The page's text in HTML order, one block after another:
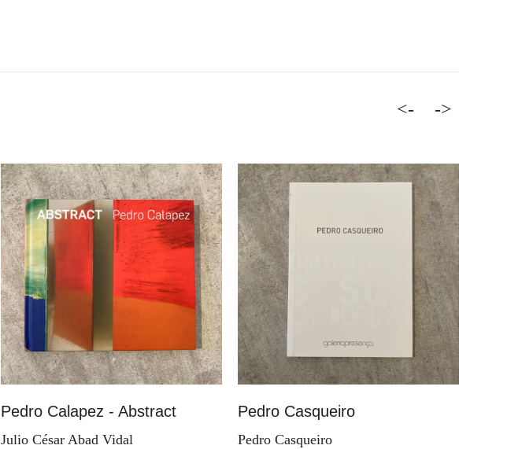
<-
Pedro Calapez - Abstract
Julio César Abad Vidal
Pedro Casqueiro
Pedro Casqueiro
->